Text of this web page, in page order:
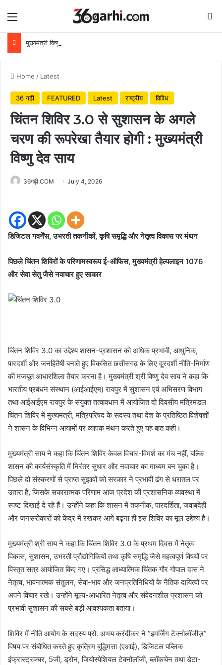
Menu
Home / Latest
36 गढ़ी FEATURED Latest राष्ट्रीय विविध
चिंतन शिविर 3.0 से सुशासन के अगले
चरण की रूपरेखा तैयार होगी : मुख्यमंत्री
विष्णु देव साय
36गढ़ी.COM July 4, 2026
डिजिटल गवर्नेंस, उभरती तकनीकों, कृषि समृद्धि और नेतृत्व विकास पर मंथन
पिछले चिंतन शिविरों के परिणामस्वरूप ई-ऑफिस, मुख्यमंत्री हेल्पलाइन 1076
और सेवा सेतु जैसे नवाचार हुए साकार
चिंतन शिविर 3.0 का उद्देश्य शासन-प्रशासन को अधिक प्रभावी, आधुनिक,
पारदर्शी और जनहितैषी बनाते हुए विकसित छत्तीसगढ़ के लिए दूरदर्शी नीति-निर्माण
की मजबूत आधारशिला तैयार करना है। मुख्यमंत्री श्री विष्णु देव साय ने कहा कि
भारतीय प्रबंधन संस्थान (आईआईएम) रायपुर में सुशासन एवं अभिसरण विभाग
तथा आईआईएम रायपुर के संयुक्त तत्वावधान में आयोजित दो दिवसीय मंत्रिमंडल
चिंतन शिविर में मुख्यमंत्री, मंत्रिपरिषद के सदस्य तथा देश के प्रतिष्ठित विशेषज्ञों
ने शासन के विभिन्न आयामों पर व्यापक मंथन करते हुए यह बात कही।
मुख्यमंत्री साय ने कहा कि चिंतन शिविर केवल विचार-विमर्श का मंच नहीं, बल्कि
शासन की कार्यसंस्कृति में निरंतर सुधार और नवाचार का माध्यम बन चुका है।
पिछले दो संस्करणों से प्राप्त सुझावों को सरकार ने प्रभावी ढंग से धरातल पर
उतारा है, जिसके सकारात्मक परिणाम आज प्रदेश की प्रशासनिक व्यवस्था में
स्पष्ट दिखाई दे रहे हैं। उन्होंने कहा कि शासन में तकनीक, पारदर्शिता, जवाबदेही
और जनसरोकारों को केंद्र में रखकर आगे बढ़ना ही इस शिविर का मूल उद्देश्य है।
मुख्यमंत्री श्री साय ने कहा कि चिंतन शिविर 3.0 के प्रथम दिवस में नेतृत्व
विकास, सुशासन, उभरती प्रौद्योगिकियों तथा कृषि समृद्धि जैसे महत्वपूर्ण विषयों पर
विस्तृत सत्र आयोजित किए गए। प्रसिद्ध आध्यात्मिक चिंतक गौर गोपाल दास ने
नेतृत्व, भावनात्मक संतुलन, सेवा-भाव और जनप्रतिनिधियों के नैतिक दायित्वों पर
अपने विचार रखे। उन्होंने मूल्य-आधारित नेतृत्व और संवेदनशील प्रशासन को
प्रभावी सुशासन की सबसे बड़ी आवश्यकता बताया।
शिविर में नीति आयोग के सदस्य प्रो. अभय करंदीकर ने “इमर्जिंग टेक्नोलॉजीज़”
विषय पर संबोधित करते हुए कृत्रिम बुद्धिमत्ता (एआई), डिजिटल पब्लिक
इंफ्रास्ट्रक्चर, 5जी, ड्रोन, जियोस्पेशियल टेक्नोलॉजी, ब्लॉकचेन तथा डेटा-